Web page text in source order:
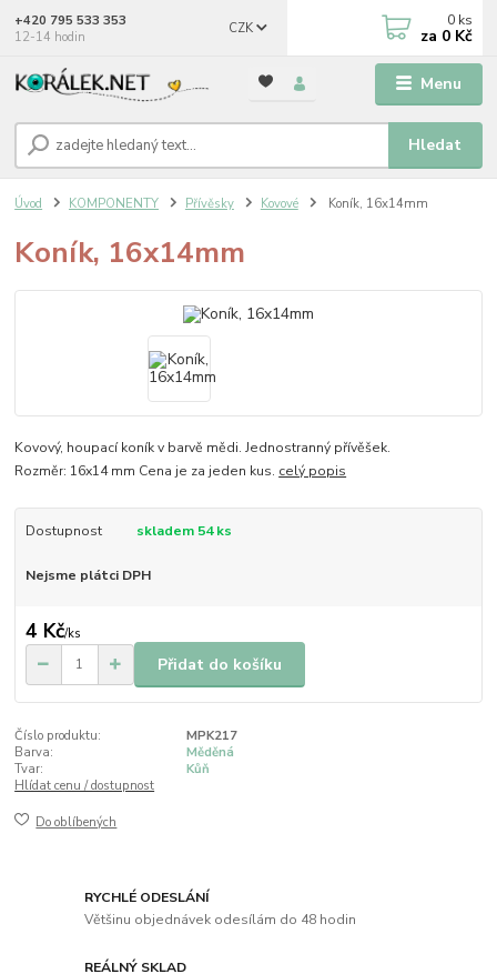
Menu
CZK
Hledat
+420 795 533 353
12-14 hodin
0 ks
za 0 Kč
Úvod KOMPONENTY Přívěsky Kovové Koník, 16x14mm
Koník, 16x14mm
Kovový, houpací koník v barvě mědi. Jednostranný přívěšek.
Rozměr: 16x14 mm Cena je za jeden kus. celý popis
Dostupnost skladem 54 ks
Nejsme plátci DPH
4 Kč/ks
Přidat do košíku
Číslo produktu:
MPK217
Barva:
Měděná
Tvar:
Kůň
Hlídat cenu / dostupnost
Do oblíbených
RYCHLÉ ODESLÁNÍ
Většinu objednávek odesílám do 48 hodin
REÁLNÝ SKLAD